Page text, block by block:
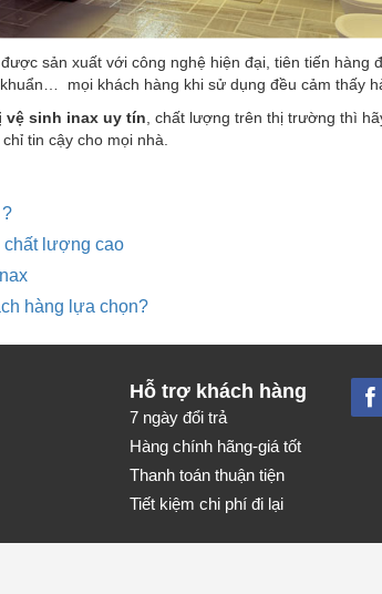
sản xuất với công nghệ hiện đại, tiên tiến hàng
mọi khách hàng khi sử dụng đều cảm thấy
vệ sinh inax uy tín , chất lượng trên thị trường thì
tin cậy cho mọi nhà.
chất lượng cao
hàng lựa chọn?
Hỗ trợ khách hàng
7 ngày đổi trả
Hàng chính hãng-giá tốt
Thanh toán thuận tiện
Tiết kiệm chi phí đi lại